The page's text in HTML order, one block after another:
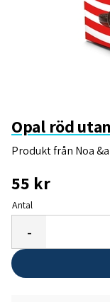
Opal röd
Produkt från Noa
55 kr
Antal
-